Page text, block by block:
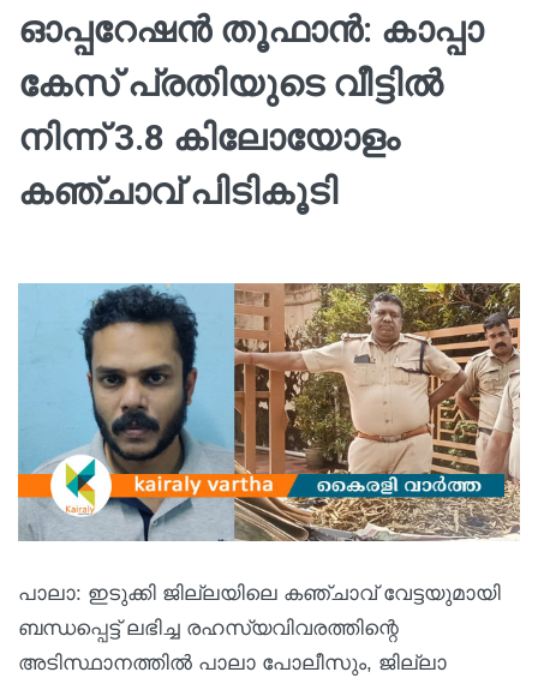
ഓപ്പറേഷൻ തൂഫാൻ: കാപ്പാ
കേസ് പ്രതിയുടെ വീട്ടിൽ
നിന്ന് 3.8 കിലോയോളം
കഞ്ചാവ് പിടികൂടി
പാലാ: ഇടുക്കി ജില്ലയിലെ കഞ്ചാവ് വേട്ടയുമായി
ബന്ധപ്പെട്ട് ലഭിച്ച രഹസ്യവിവരത്തിന്റെ
അടിസ്ഥാനത്തിൽ പാലാ പോലീസും, ജില്ലാ